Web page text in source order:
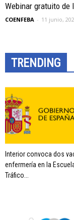
Webinar gratuito de
COENFEBA - 11 junio,
TRENDING
Interior convoca dos
enfermería en la
Tráfico...